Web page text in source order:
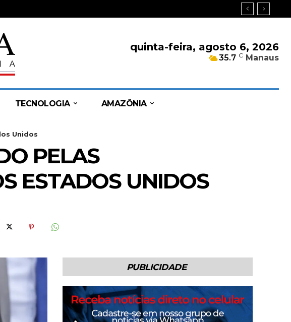
quinta-feira, agosto 6, 2026
35.7 C Manaus
TECNOLOGIA AMAZÔNIA
Unidos
PELAS
ESTADOS UNIDOS
PUBLICIDADE